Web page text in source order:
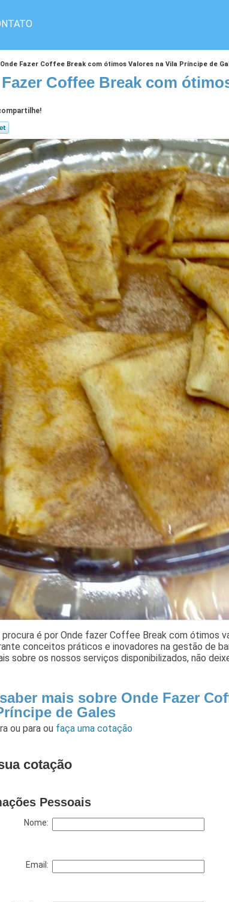
Onde Fazer Coffee Break com ótimos Valores na Vila Príncipe de
Coffee Break com
procura é por Onde fazer Coffee Break com ótimos
conceitos práticos e inovadores na gestão de
sobre os nossos serviços disponibilizados, não
mais sobre Onde Fazer
de Gales
ou paraou faça uma cotação
cotação
Pessoais
Nome:
Email: